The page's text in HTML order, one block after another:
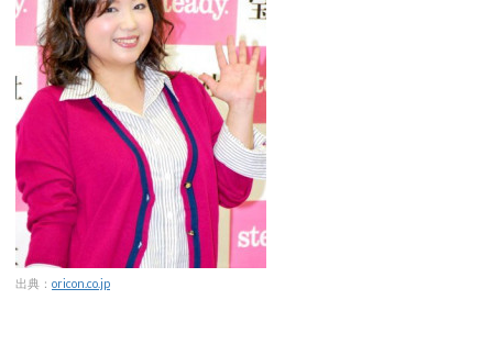
出典： oricon.co.jp